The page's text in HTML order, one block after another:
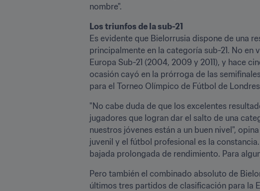
nombre".
Los triunfos de la sub-21
Es evidente que Bielorrusia dispone de una
principalmente en la categoría sub-21. No
Europa Sub-21 (2004, 2009 y 2011), y hace
ocasión cayó en la prórroga de las
para el Torneo Olímpico de Fútbol de Londres
"No cabe duda de que los excelentes
jugadores que logran dar el salto de una
nuestros jóvenes están a un buen nivel",
juvenil y el fútbol profesional es la
bajada prolongada de rendimiento. Para
Pero también el combinado absoluto de
últimos tres partidos de clasificación para la